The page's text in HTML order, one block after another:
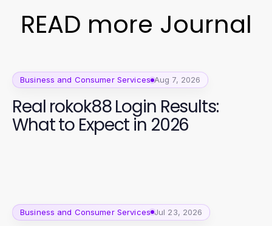
READ more Journal
Business and Consumer Services Aug 7, 2026
Real rokok88 Login Results:
What to Expect in 2026
Business and Consumer Services Jul 23, 2026